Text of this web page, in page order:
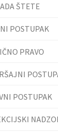
ŠTETE
POSTUPAK
PRAVO
POSTUPAK